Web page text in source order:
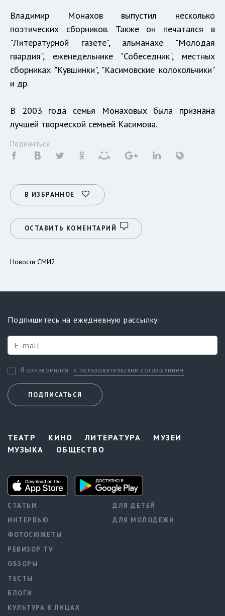
Владимир Монахов выпустил несколько
поэтических сборников. Также он печатался в
"Литературной газете", альманахе "Молодая
гвардия", еженедельнике "Собеседник", местных
сборниках "Кувшинки", "Касимовские колокольчики"
и др.
В 2003 года семья Монаховых была признана
лучшей творческой семьей Касимова.
Поделиться:
В ИЗБРАННОЕ
ОСТАВИТЬ КОМЕНТАРИЙ
Новости СМИ2
Подпишитесь на ежедневную рассылку:
Я ознакомился с пользовательским соглашением
ПОДПИСАТЬСЯ
ТЕАТР КИНО ЛИТЕРАТУРА
МУЗЕИ
МУЗЫКА
ОБЩЕСТВО
СТАТЬИ
ИНТЕРВЬЮ
ФОТОСЮЖЕТЫ
РЕВИЗОР TV
ОБЗОРЫ
ТЕСТЫ
БЛОГИ
КУЛЬТУРА В ЛИЦАХ
ДЛЯ ДЕТЕЙ
ДЛЯ МОЛОДЕЖИ